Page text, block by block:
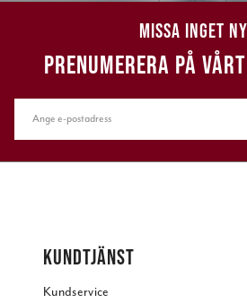
MISSA INGET
PRENUMERERA PÅ
KUNDTJÄNST
Kundservice